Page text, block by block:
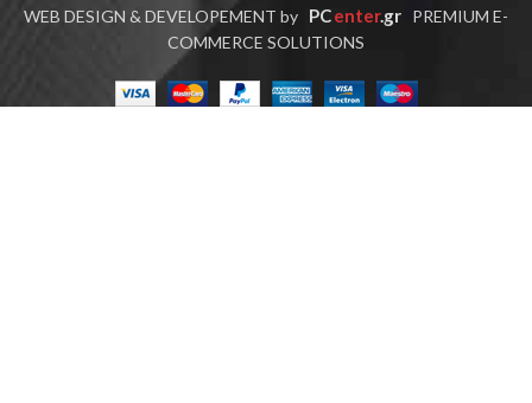
WEB DESIGN & DEVELOPEMENT by PCenter.gr PREMIUM E-
COMMERCE SOLUTIONS